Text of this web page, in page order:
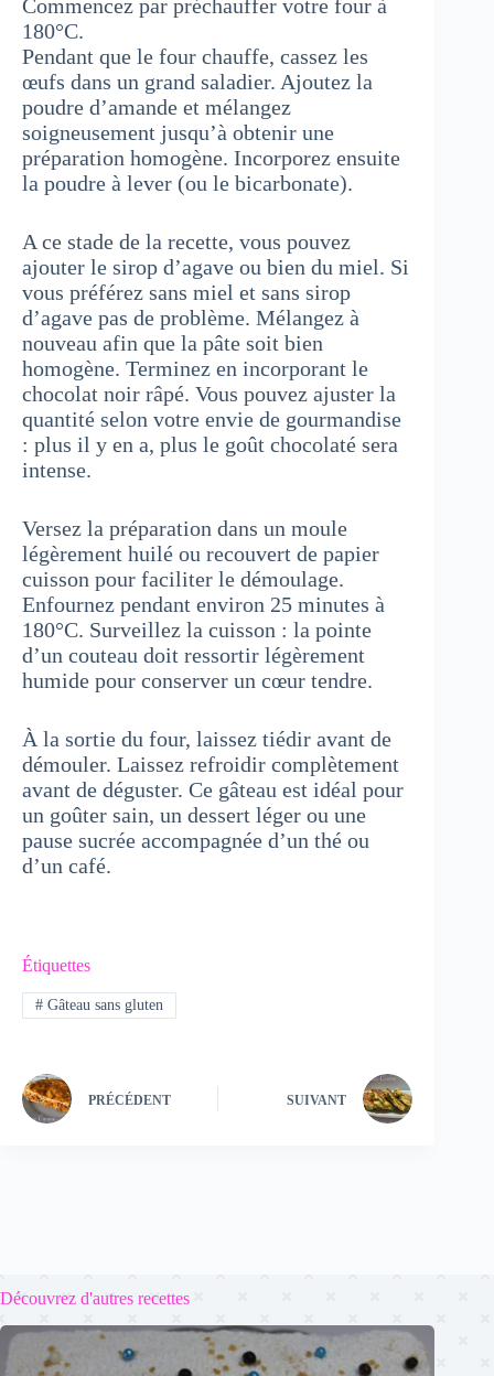
Commencez par préchauffer votre four à
180°C.
Pendant que le four chauffe, cassez les
œufs dans un grand saladier. Ajoutez la
poudre d’amande et mélangez
soigneusement jusqu’à obtenir une
préparation homogène. Incorporez ensuite
la poudre à lever (ou le bicarbonate).
A ce stade de la recette, vous pouvez
ajouter le sirop d’agave ou bien du miel. Si
vous préférez sans miel et sans sirop
d’agave pas de problème. Mélangez à
nouveau afin que la pâte soit bien
homogène. Terminez en incorporant le
chocolat noir râpé. Vous pouvez ajuster la
quantité selon votre envie de gourmandise
: plus il y en a, plus le goût chocolaté sera
intense.
Versez la préparation dans un moule
légèrement huilé ou recouvert de papier
cuisson pour faciliter le démoulage.
Enfournez pendant environ 25 minutes à
180°C. Surveillez la cuisson : la pointe
d’un couteau doit ressortir légèrement
humide pour conserver un cœur tendre.
À la sortie du four, laissez tiédir avant de
démouler. Laissez refroidir complètement
avant de déguster. Ce gâteau est idéal pour
un goûter sain, un dessert léger ou une
pause sucrée accompagnée d’un thé ou
d’un café.
Étiquettes
#Gâteau sans gluten
PRÉCÉDENT SUIVANT
Découvrez d'autres recettes